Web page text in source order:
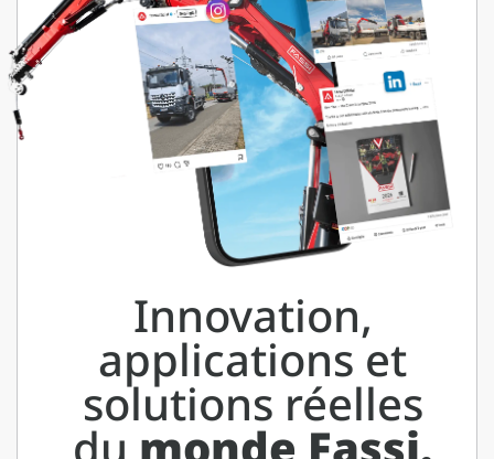
Innovation,
applications et
solutions réelles